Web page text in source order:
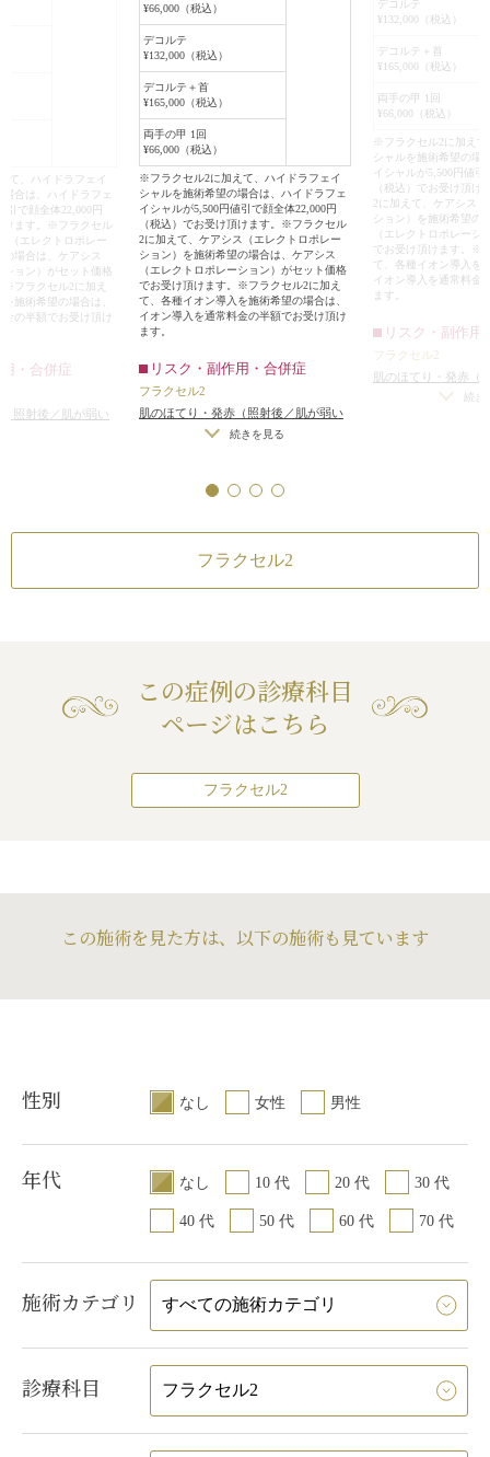
て、ハイドラフェイ
合は、ハイドラフェ
引で顔全体22,000円
けます。※フラクセル
（エレクトロポレー
場合は、ケアシス
ョン）がセット価格
フラクセル2に加え
施術希望の場合は、
の半額でお受け頂け
・合併症
照射後／肌が弱い
¥66,000（税込）
デコルテ
¥132,000（税込）
デコルテ＋首
¥165,000（税込）
両手の甲 1回
¥66,000（税込）
※フラクセル2に加えて、ハイドラフェイ
シャルを施術希望の場合は、ハイドラフェ
イシャルが5,500円値引で顔全体22,000円
（税込）でお受け頂けます。※フラクセル
2に加えて、ケアシス（エレクトロポレー
ション）を施術希望の場合は、ケアシス
（エレクトロポレーション）がセット価格
でお受け頂けます。※フラクセル2に加え
て、各種イオン導入を施術希望の場合は、
イオン導入を通常料金の半額でお受け頂け
ます。
リスク・副作用・合併症
フラクセル2
肌のほてり・発赤（照射後／肌が弱い
方・敏感肌の方）続きを見る
デコルテ
¥132,000（税込）
デコルテ＋首
¥165,000（税込）
両手の甲 1回
¥66,000（税込）
※フラクセル2に加え
シャルを施術希望の場
イシャルが5,500円値引
（税込）でお受け頂
2に加えて、ケアシス
ション）を施術希望の
（エレクトロポレーシ
でお受け頂けます。※
て、各種イオン導入を
イオン導入を通常料金
ます。
リスク・副作用
フラクセル2
肌のほてり・発赤（
方・敏感肌の方）続き
フラクセル2
この症例の診療科目
ページはこちら
フラクセル2
この施術を見た方は、以下の施術も見ています
性別 なし 女性 男性
年代 なし 10 代 20 代 30 代
40 代 50 代 60 代 70 代
施術カテゴリ
診療科目